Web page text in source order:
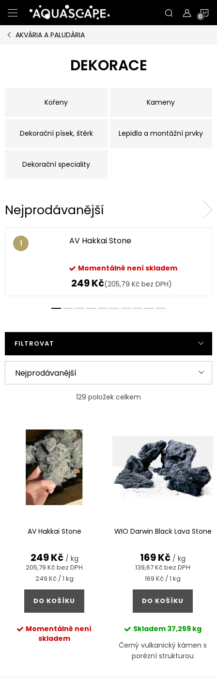
na
obsah
AKVÁRIA A PALUDÁRIA
DEKORACE
Kořeny Kameny
Dekorační písek, štěrk Lepidla a montážní prvky
Dekorační speciality
Nejprodávanější
AV Hakkai Stone
Momentálně není skladem
249 Kč(205,79 Kč bez DPH)
FILTROVAT
a
Nejprodávanější
Abecedně
129 položek celkem
AV Hakkai Stone
205,79 Kč bez DPH
249 Kč / kg
Měrná
cena:
249 Kč / 1 kg
DO KOŠÍKU
Momentálně není
skladem
WIO Darwin Black Lava Stone
139,67 Kč bez DPH
169 Kč / kg
Měrná
cena:
169 Kč / 1 kg
DO KOŠÍKU
Skladem 37,259 kg
Černý vulkanický kámen s
porézní strukturou